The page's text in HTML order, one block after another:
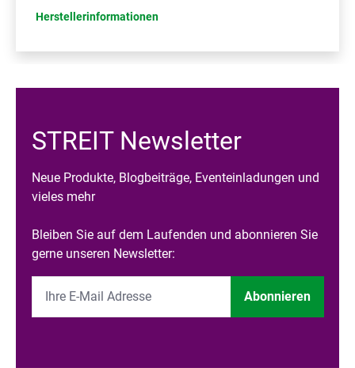
Herstellerinformationen
STREIT Newsletter
Neue Produkte, Blogbeiträge, Eventeinladungen und
vieles mehr
Bleiben Sie auf dem Laufenden und abonnieren Sie
gerne unseren Newsletter:
Abonnieren